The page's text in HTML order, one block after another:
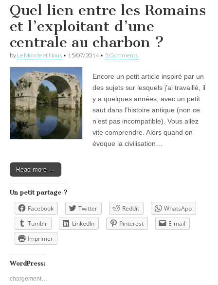
Quel lien entre les Romains
et l’exploitant d’une
centrale au charbon ?
by Le Monde et Nous • 15/07/2014• 5 Comments
Encore un petit article inspiré par un
des sujets sur lesquels j’ai travaillé, il
y a quelques années, avec un petit
saut dans l’histoire antique (non ce
n’est pas incompatible). Vous allez
vite comprendre. Alors quand on
évoque la civilisation…
Read more →
Un petit partage ?
Facebook Twitter Reddit
WhatsApp
Tumblr
LinkedIn Pinterest
E-mail
Imprimer
WordPress:
chargement…